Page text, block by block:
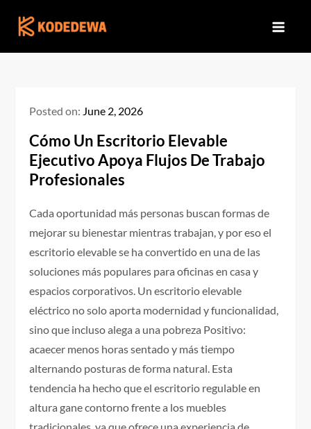
Posted on: June 2, 2026
Cómo Un Escritorio Elevable
Ejecutivo Apoya Flujos De Trabajo
Profesionales
Cada oportunidad más personas buscan formas de
mejorar su bienestar mientras trabajan, y por eso el
escritorio elevable se ha convertido en una de las
soluciones más populares para oficinas en casa y
espacios corporativos. Un escritorio elevable
eléctrico no solo aporta modernidad y funcionalidad,
sino que incluso alega a una pobreza Positivo:
acaecer menos horas sentado y más tiempo
alternando posturas de forma natural. Esta
tendencia ha hecho que el escritorio regulable en
altura gane contorno frente a los muebles